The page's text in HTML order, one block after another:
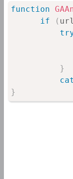
function
if
( url
}
}